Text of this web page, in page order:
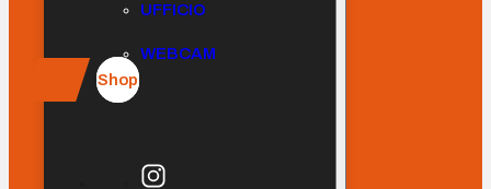
UFFICIO
WEBCAM
Shop